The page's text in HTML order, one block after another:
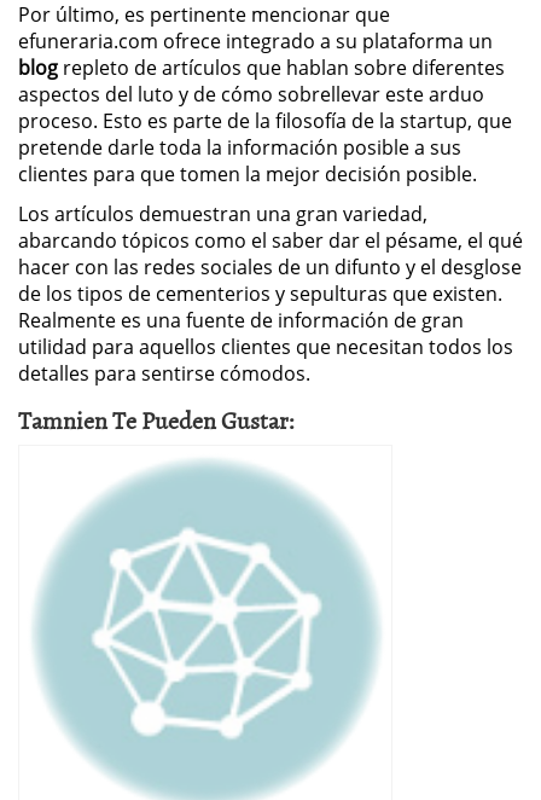
Por último, es pertinente mencionar que
efuneraria.com ofrece integrado a su plataforma un
blog repleto de artículos que hablan sobre diferentes
aspectos del luto y de cómo sobrellevar este arduo
proceso. Esto es parte de la filosofía de la startup, que
pretende darle toda la información posible a sus
clientes para que tomen la mejor decisión posible.
Los artículos demuestran una gran variedad,
abarcando tópicos como el saber dar el pésame, el qué
hacer con las redes sociales de un difunto y el desglose
de los tipos de cementerios y sepulturas que existen.
Realmente es una fuente de información de gran
utilidad para aquellos clientes que necesitan todos los
detalles para sentirse cómodos.
Tamnien Te Pueden Gustar: